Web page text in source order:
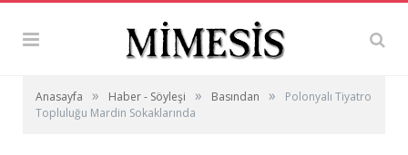
Anasayfa » Haber - Söyleşi » Basından »
Polonyalı Tiyatro
Topluluğu Mardin Sokaklarında